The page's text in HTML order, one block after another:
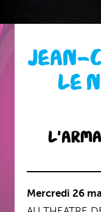
JEAN-
LE
Mercredi 26